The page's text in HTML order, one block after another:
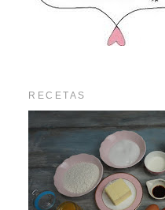
RECETAS